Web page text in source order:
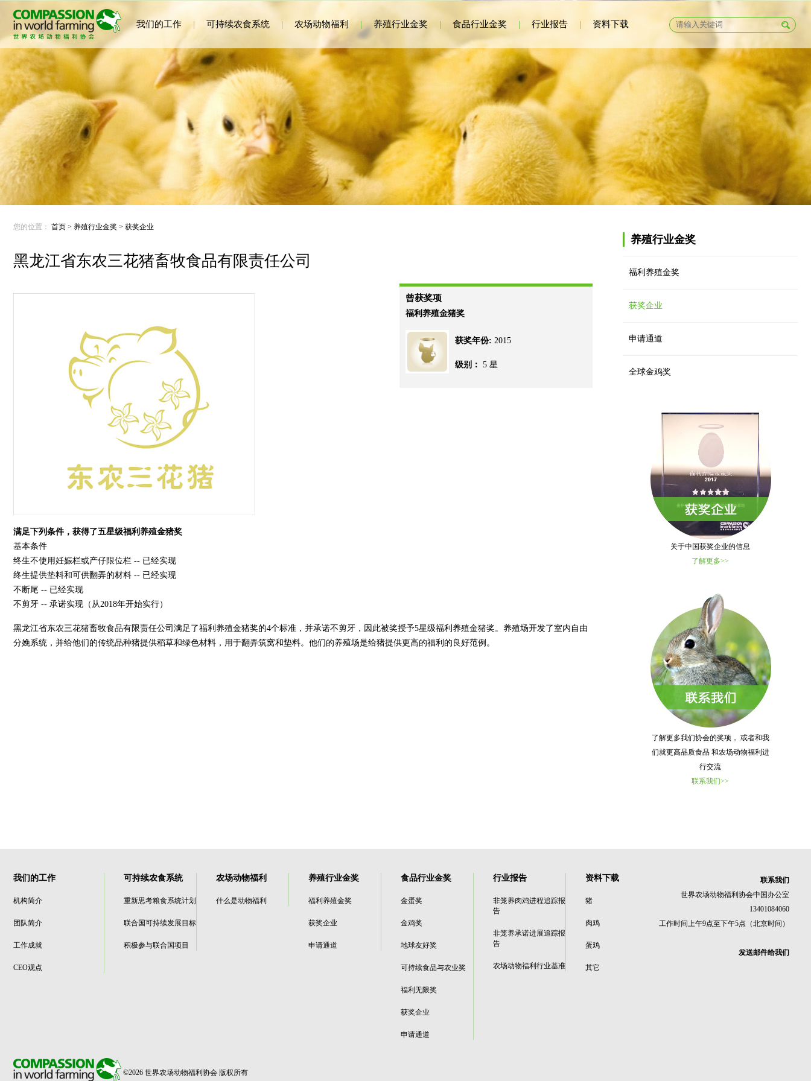
我们的工作 | 可持续农食系统 | 农场动物福利 | 养殖行业金奖 | 食品行业金奖 | 行业报告 | 资料下载
养殖行业金奖
福利养殖金奖
获奖企业
申请通道
全球金鸡奖
关于中国获奖企业的信息
了解更多>>
了解更多我们协会的奖项， 或者和我
们就更高品质食品 和农场动物福利进
行交流
联系我们>>
您的位置： 首页 > 养殖行业金奖 > 获奖企业
黑龙江省东农三花猪畜牧食品有限责任公司
曾获奖项
福利养殖金猪奖
获奖年份: 2015
级别： 5 星
满足下列条件，获得了五星级福利养殖金猪奖
基本条件
终生不使用妊娠栏或产仔限位栏 -- 已经实现
终生提供垫料和可供翻弄的材料 -- 已经实现
不断尾 -- 已经实现
不剪牙 -- 承诺实现（从2018年开始实行）
黑龙江省东农三花猪畜牧食品有限责任公司满足了福利养殖金猪奖的4个标准，并承诺不剪牙，因此被奖授予5星级福利养殖金猪奖。养殖场开发了室内自由
分娩系统，并给他们的传统品种猪提供稻草和绿色材料，用于翻弄筑窝和垫料。他们的养殖场是给猪提供更高的福利的良好范例。
我们的工作
机构简介
团队简介
工作成就
CEO观点
可持续农食系统
重新思考粮食系统计划
联合国可持续发展目标
积极参与联合国项目
农场动物福利
什么是动物福利
养殖行业金奖
福利养殖金奖
获奖企业
申请通道
食品行业金奖
金蛋奖
金鸡奖
地球友好奖
可持续食品与农业奖
福利无限奖
获奖企业
申请通道
行业报告
非笼养肉鸡进程追踪报
告
非笼养承诺进展追踪报
告
农场动物福利行业基准
资料下载
猪
肉鸡
蛋鸡
其它
联系我们
世界农场动物福利协会中国办公室
13401084060
工作时间上午9点至下午5点（北京时间）
发送邮件给我们
©2026 世界农场动物福利协会 版权所有